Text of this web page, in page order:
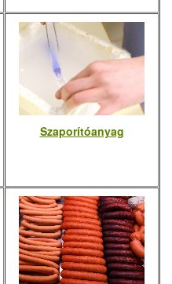
Szaporítóanyag